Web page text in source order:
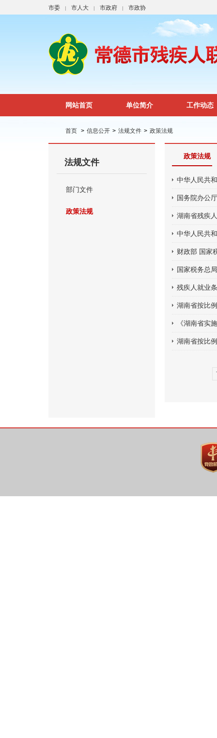
市委 | 市人大 | 市政府 | 市政协
网站首页 单位简介 工作动态
首页 > 信息公开 > 法规文件 > 政策法规
法规文件
部门文件
政策法规
政策法规
中华人民共
国务院办公
湖南省残疾
中华人民共
财政部 国家
国家税务总
残疾人就业
湖南省按比
《湖南省实
湖南省按比